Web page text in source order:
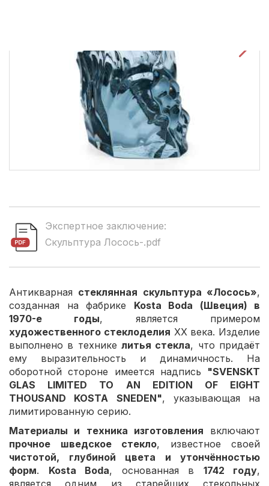
Экспертное заключение:
Скульптура Лосось-.pdf
Антикварная стеклянная скульптура «Лосось»,
созданная на фабрике Kosta Boda (Швеция) в
1970-е годы, является примером
художественного стеклоделия XX века. Изделие
выполнено в технике литья стекла, что придаёт
ему выразительность и динамичность. На
оборотной стороне имеется надпись "SVENSKT
GLAS LIMITED TO AN EDITION OF EIGHT
THOUSAND KOSTA SNEDEN", указывающая на
лимитированную серию.
Материалы и техника изготовления включают
прочное шведское стекло, известное своей
чистотой, глубиной цвета и утончённостью
форм. Kosta Boda, основанная в 1742 году,
является одним из старейших стекольных